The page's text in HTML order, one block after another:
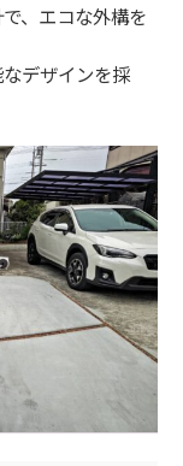
、エコな外構を
デザインを採